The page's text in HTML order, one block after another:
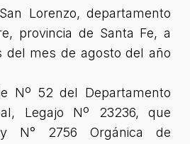
Lorenzo, departamento
provincia de Santa Fe, a
del mes de agosto del año
Nº 52 del Departamento
Legajo Nº 23236, que
N° 2756 Orgánica de